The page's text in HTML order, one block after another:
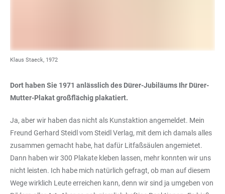
Klaus Staeck, 1972
Dort haben Sie 1971 anlässlich des Dürer-Jubiläums Ihr Dürer-
Mutter-Plakat großflächig plakatiert.
Ja, aber wir haben das nicht als Kunstaktion angemeldet. Mein
Freund Gerhard Steidl vom Steidl Verlag, mit dem ich damals alles
zusammen gemacht habe, hat dafür Litfaßsäulen angemietet.
Dann haben wir 300 Plakate kleben lassen, mehr konnten wir uns
nicht leisten. Ich habe mich natürlich gefragt, ob man auf diesem
Wege wirklich Leute erreichen kann, denn wir sind ja umgeben von